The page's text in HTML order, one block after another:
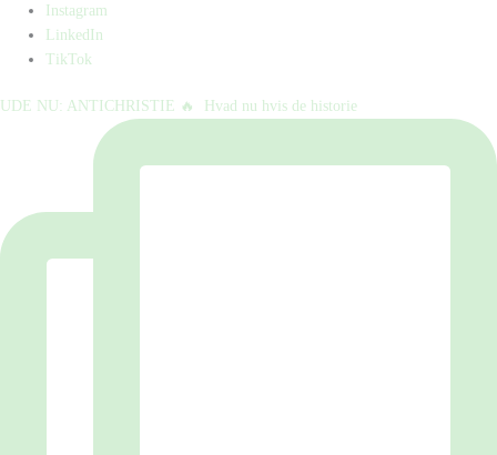
Instagram
LinkedIn
TikTok
UDE NU: ANTICHRISTIE 🔥⁠ ⁠ Hvad nu hvis de historie